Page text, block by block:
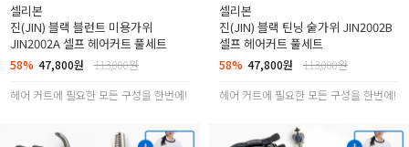
셀리본
진(JIN) 블랙 블런트 미용가위
JIN2002A 셀프 헤어커트 풀세트
58% 47,800원
113,000원
헤어 커트에 필요한 모든 구성을 한번에!
셀리본
진(JIN) 블랙 틴닝 숱가위 JIN2002B
셀프 헤어커트 풀세트
58% 47,800원
113,000원
헤어 커트에 필요한 모든 구성을 한번에!